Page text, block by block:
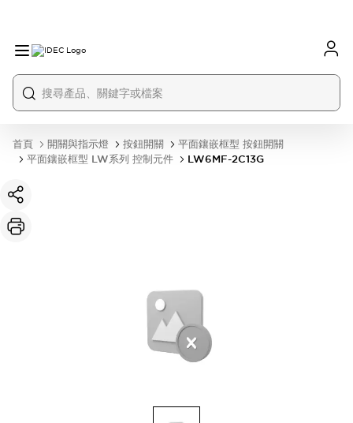
首頁 開關與指示燈 按鈕開關
平面鑲嵌框型 按鈕開關
平面鑲嵌框型 LW系列 控制元件
LW6MF-2C13G